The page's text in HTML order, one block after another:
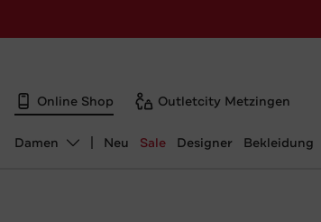
Online Shop Outletcity Metzingen
Abteilung ändern, ausgewählt:
Damen Neu Sale Designer Bekleidung